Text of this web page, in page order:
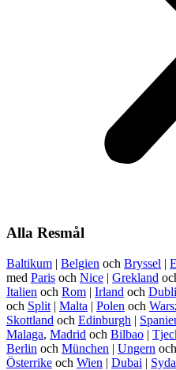
Alla Resmål
Baltikum | Belgien och Bryssel |
med Paris och Nice | Grekland
Italien och Rom | Irland och
och Split | Malta | Polen och
Skottland och Edinburgh |
Malaga, Madrid och Bilbao |
Berlin och München | Ungern och
Österrike och Wien | Dubai |